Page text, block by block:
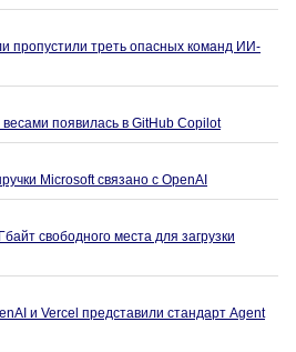
пропустили треть опасных команд ИИ-
появилась в GitHub Copilot
Microsoft связано с OpenAI
свободного места для загрузки
и Vercel представили стандарт Agent